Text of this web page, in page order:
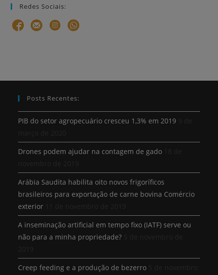
Redes Sociais:
Posts Recentes:
PIB do setor agropecuário cresceu 1,3% em 2019
Drones podem ajudar na contagem de gado
Arábia Saudita habilita oito novos frigoríficos
brasileiros para exportação de carne bovina Comércio
exterior
A inseminação artificial em tempo fixo (IATF) serve ou
não para a minha propriedade?
Creep feeding e a produção de bezerro